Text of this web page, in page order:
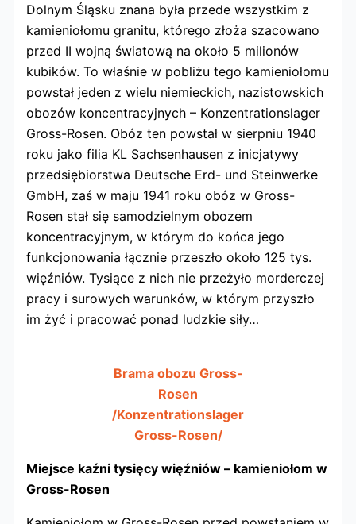
Dolnym Śląsku znana była przede wszystkim z
kamieniołomu granitu, którego złoża szacowano
przed II wojną światową na około 5 milionów
kubików. To właśnie w pobliżu tego kamieniołomu
powstał jeden z wielu niemieckich, nazistowskich
obozów koncentracyjnych – Konzentrationslager
Gross-Rosen. Obóz ten powstał w sierpniu 1940
roku jako filia KL Sachsenhausen z inicjatywy
przedsiębiorstwa Deutsche Erd- und Steinwerke
GmbH, zaś w maju 1941 roku obóz w Gross-
Rosen stał się samodzielnym obozem
koncentracyjnym, w którym do końca jego
funkcjonowania łącznie przeszło około 125 tys.
więźniów. Tysiące z nich nie przeżyło morderczej
pracy i surowych warunków, w którym przyszło
im żyć i pracować ponad ludzkie siły…
Brama obozu Gross-
Rosen
/Konzentrationslager
Gross-Rosen/
Miejsce kaźni tysięcy więźniów – kamieniołom w
Gross-Rosen